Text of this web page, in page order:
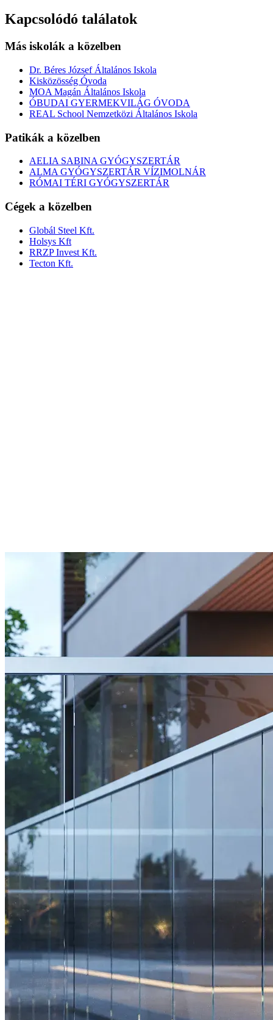
Kapcsolódó találatok
Más iskolák a közelben
Dr. Béres József Általános Iskola
Kisközösség Óvoda
MOA Magán Általános Iskola
ÓBUDAI GYERMEKVILÁG ÓVODA
REAL School Nemzetközi Általános Iskola
Patikák a közelben
AELIA SABINA GYÓGYSZERTÁR
ALMA GYÓGYSZERTÁR VÍZIMOLNÁR
RÓMAI TÉRI GYÓGYSZERTÁR
Cégek a közelben
Globál Steel Kft.
Holsys Kft
RRZP Invest Kft.
Tecton Kft.